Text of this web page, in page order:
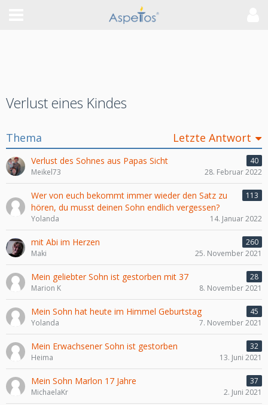
Verlust eines Kindes
Thema Letzte Antwort
Verlust des Sohnes aus Papas Sicht
40
Meikel73
28. Februar 2022
Wer von euch bekommt immer wieder den Satz zu
hören, du musst deinen Sohn endlich vergessen?
113
Yolanda 14. Januar 2022
mit Abi im Herzen
260
Maki
25. November 2021
Mein geliebter Sohn ist gestorben mit 37
28
Marion K
8. November 2021
Mein Sohn hat heute im Himmel Geburtstag
45
Yolanda
7. November 2021
Mein Erwachsener Sohn ist gestorben
32
Heima
13. Juni 2021
Mein Sohn Marlon 17 Jahre
37
MichaelaKr
2. Juni 2021